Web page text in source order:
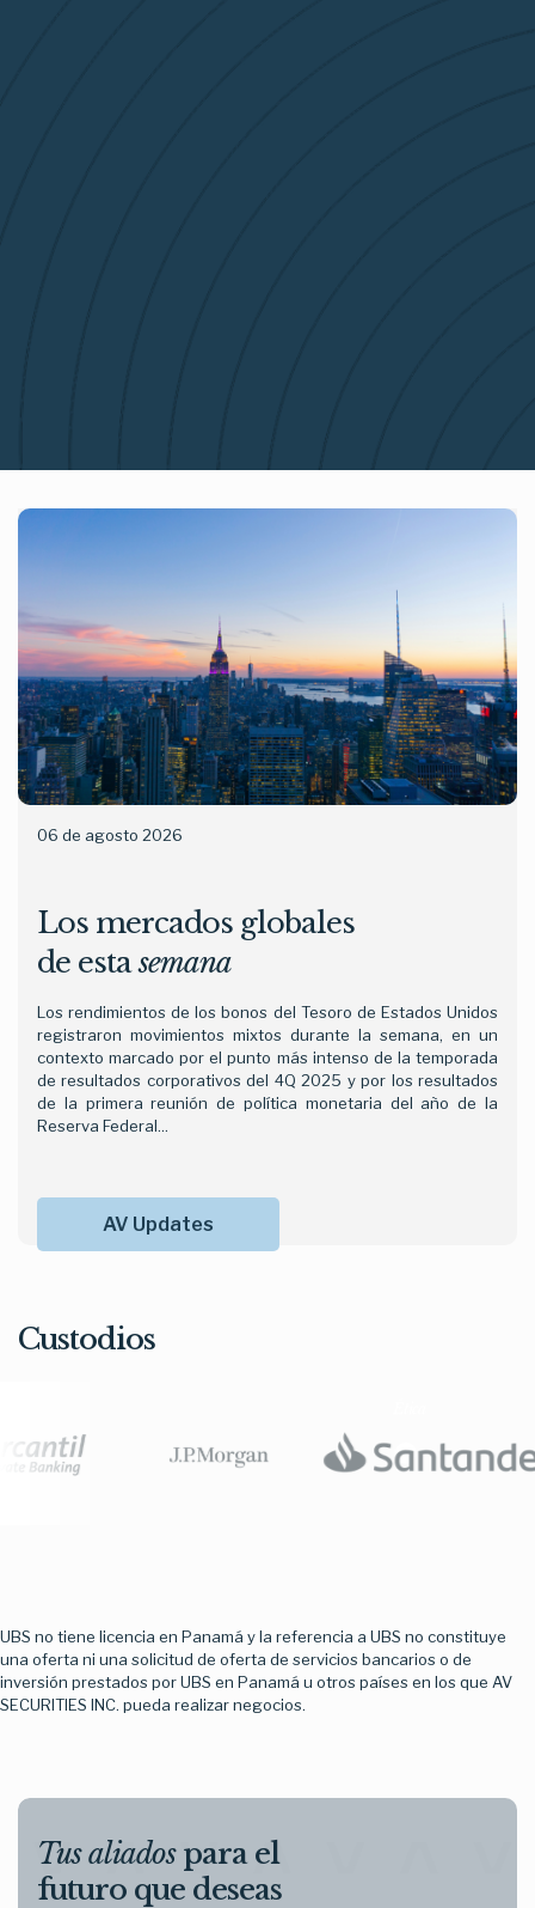
Honestidad
06 de agosto 2026
Los mercados globales
de estasemana
Los rendimientos de los bonos del Tesoro de Estados Unidos
registraron movimientos mixtos durante la semana, en un
contexto marcado por el punto más intenso de la temporada
de resultados corporativos del 4Q 2025 y por los resultados
de la primera reunión de política monetaria del año de la
Reserva Federal...
AV Updates
Custodios
UBS no tiene licencia en Panamá y la referencia a UBS no constituye
una oferta ni una solicitud de oferta de servicios bancarios o de
inversión prestados por UBS en Panamá u otros países en los que AV
SECURITIES INC. pueda realizar negocios.
Tus aliadospara el
futuro que deseas